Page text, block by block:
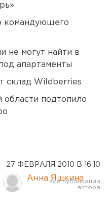
командующего
не могут найти в
апартаменты
склад Wildberries
области подтопило
27 ФЕВРАЛЯ 2010 В 16:10
Анна Яшкина